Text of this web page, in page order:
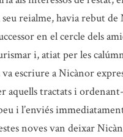
seu reialme, havia rebut
en el cercle dels
i, atiat per les
escriure a Nicànor
aquells tractats i
i l’enviés
noves van deixar